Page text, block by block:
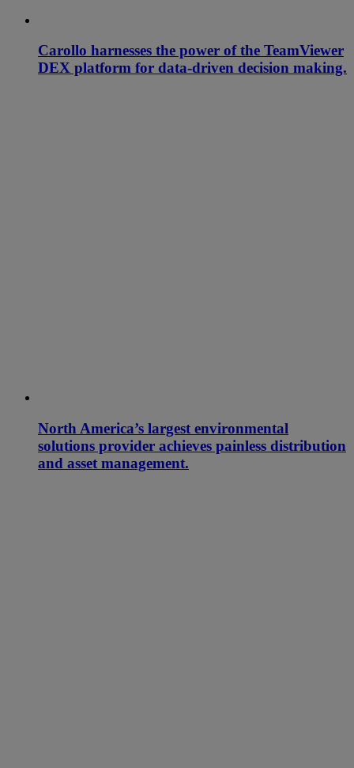
Carollo harnesses the power of the TeamViewer
DEX platform for data-driven decision making.
North America’s largest environmental
solutions provider achieves painless distribution
and asset management.